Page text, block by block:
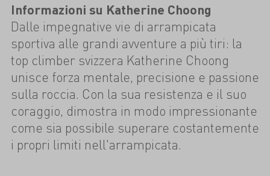
Informazioni su Katherine Choong
Dalle impegnative vie di arrampicata
sportiva alle grandi avventure a più tiri: la
top climber svizzera Katherine Choong
unisce forza mentale, precisione e passione
sulla roccia. Con la sua resistenza e il suo
coraggio, dimostra in modo impressionante
come sia possibile superare costantemente
i propri limiti nell'arrampicata.